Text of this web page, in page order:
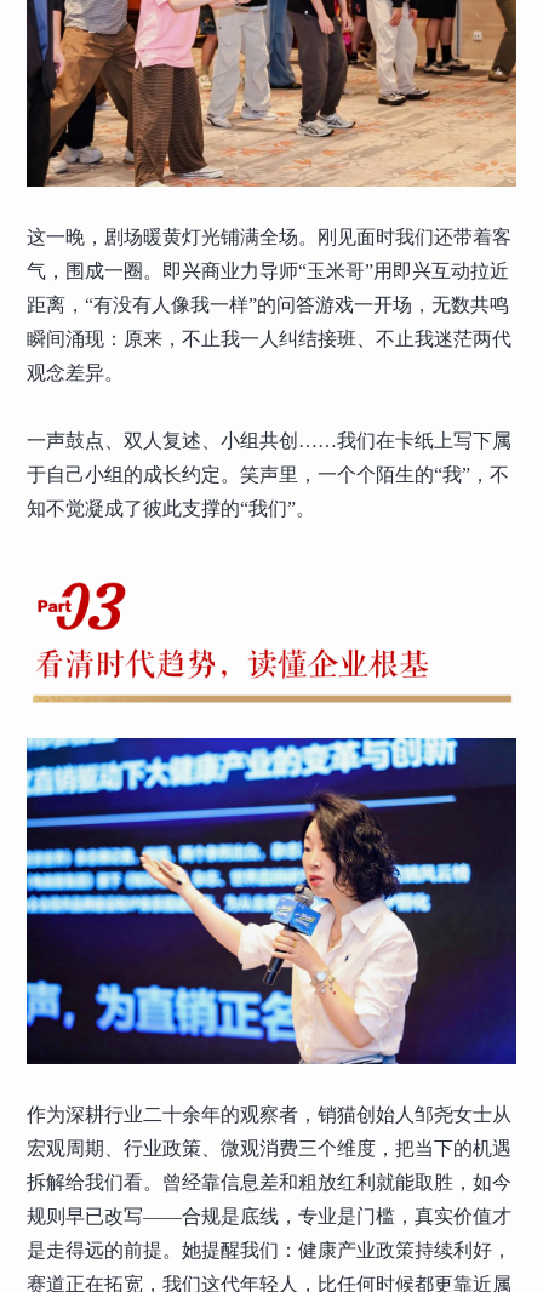
这一晚，剧场暖黄灯光铺满全场。刚见面时我们还带着客
气，围成一圈。即兴商业力导师“玉米哥”用即兴互动拉近
距离，“有没有人像我一样”的问答游戏一开场，无数共鸣
瞬间涌现：原来，不止我一人纠结接班、不止我迷茫两代
观念差异。
一声鼓点、双人复述、小组共创……我们在卡纸上写下属
于自己小组的成长约定。笑声里，一个个陌生的“我”，不
知不觉凝成了彼此支撑的“我们”。
作为深耕行业二十余年的观察者，销猫创始人邹尧女士从
宏观周期、行业政策、微观消费三个维度，把当下的机遇
拆解给我们看。曾经靠信息差和粗放红利就能取胜，如今
规则早已改写——合规是底线，专业是门槛，真实价值才
是走得远的前提。她提醒我们：健康产业政策持续利好，
赛道正在拓宽，我们这代年轻人，比任何时候都更靠近属